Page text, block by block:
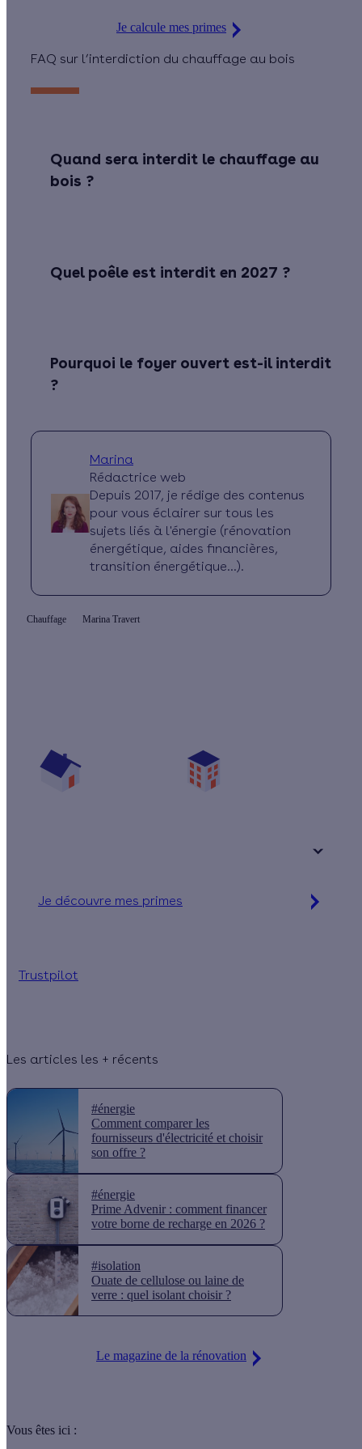
Je calcule mes primes
FAQ sur l’interdiction du chauffage au bois
Quand sera interdit le chauffage au
bois ?
Quel poêle est interdit en 2027 ?
Pourquoi le foyer ouvert est-il interdit
?
Marina
Rédactrice web
Depuis 2017, je rédige des contenus
pour vous éclairer sur tous les
sujets liés à l'énergie (rénovation
énergétique, aides financières,
transition énergétique...).
Chauffage Marina Travert
Je découvre mes primes
Trustpilot
Les articles les + récents
#énergie
Comment comparer les
fournisseurs d'électricité et choisir
son offre ?
#énergie
Prime Advenir : comment financer
votre borne de recharge en 2026 ?
#isolation
Ouate de cellulose ou laine de
verre : quel isolant choisir ?
Le magazine de la rénovation
Vous êtes ici :